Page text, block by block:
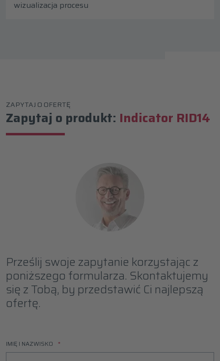
wizualizacja procesu
ZAPYTAJ O OFERTĘ
Zapytaj o produkt: Indicator RID14
Prześlij swoje zapytanie korzystając z
poniższego formularza. Skontaktujemy
się z Tobą, by przedstawić Ci najlepszą
ofertę.
IMIĘ I NAZWISKO